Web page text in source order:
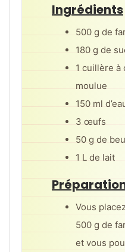
Ingrédients
500 g de
180 g de
1 cuillère à
moulue
150 ml
3 œufs
50 g de
1 L de lait
Vous
500 g de
et vous